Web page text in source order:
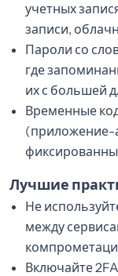
учетных
записи,
Пароли со
где
их с большей
Временные
(приложение-
Лучшие
Не
между
Включайте